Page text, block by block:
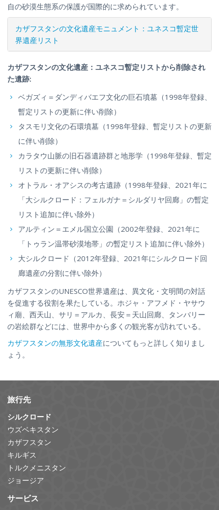
自の砂漠生態系の保護が国際的に求められています。
カザフスタンの文化遺産モニュメント：ユネスコ暫定世
界遺産リスト
カザフスタンの文化遺産：ユネスコ暫定リストから削除され
た遺跡:
ベガズィ＝ダンディバエフ文化の巨石墳墓（1998年登録、
暫定リストの更新に伴い削除）
タスモリ文化の石環墳墓（1998年登録、暫定リストの更新
に伴い削除）
カラタウ山脈の旧石器遺跡群と地形学（1998年登録、暫定
リストの更新に伴い削除）
オトラル・オアシスの考古遺跡（1998年登録、2021年に
「大シルクロード：フェルガナ＝シルダリヤ回廊」の暫定
リスト追加に伴い除外）
アルティン＝エメル国立公園（2002年登録、2021年に
「トゥラン温帯砂漠地帯」の暫定リスト追加に伴い除外）
大シルクロード（2012年登録、2021年にシルクロード回
廊遺産の分割に伴い除外）
カザフスタンのUNESCO世界遺産は、異文化・文明間の対話
を促進する役割を果たしている。ホジャ・アフメド・ヤサウ
ィ廟、西天山、サリ＝アルカ、長安＝天山回廊、タンバリー
の岩絵群などには、世界中から多くの観光客が訪れている。
カザフスタンの無形文化遺産についてもっと詳しく知りまし
ょう。
旅行先
シルクロード
ウズベキスタン
カザフスタン
キルギス
トルクメニスタン
ジョージア
サービス